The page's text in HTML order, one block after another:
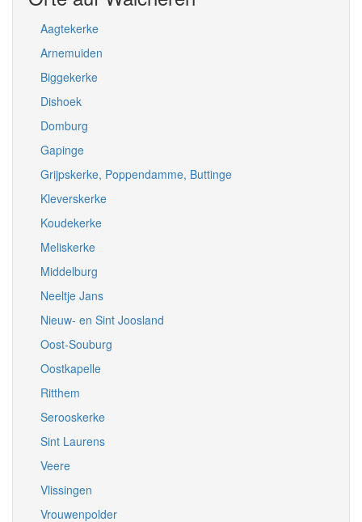
Aagtekerke
Arnemuiden
Biggekerke
Dishoek
Domburg
Gapinge
Grijpskerke, Poppendamme, Buttinge
Kleverskerke
Koudekerke
Meliskerke
Middelburg
Neeltje Jans
Nieuw- en Sint Joosland
Oost-Souburg
Oostkapelle
Ritthem
Serooskerke
Sint Laurens
Veere
Vlissingen
Vrouwenpolder